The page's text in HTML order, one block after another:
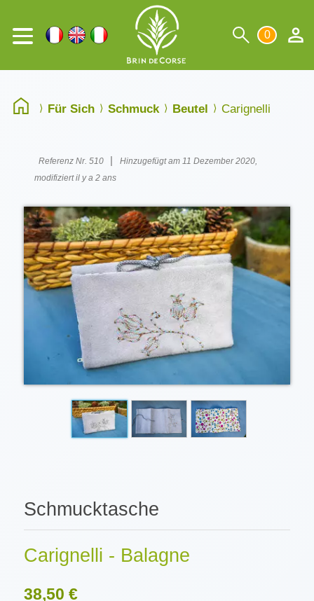
0
Für Sich Schmuck Beutel Carignelli
Referenz Nr. 510 |
Hinzugefügt am 11 Dezember 2020,
modifiziert il y a 2 ans
Schmucktasche
Carignelli - Balagne
38,50 €